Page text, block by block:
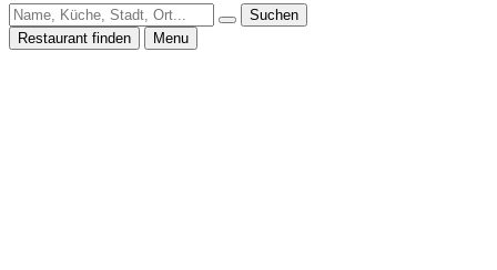
Suchen
Restaurant finden
Menu